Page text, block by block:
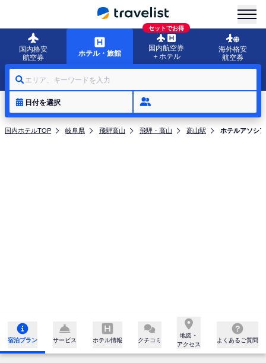
国内格安
航空券
ホテル・旅館
セットでお得
国内航空券
＋ホテル
海外格安
航空券
エリア、キーワードを入力
日付を選択
国内ホテルTOP 岐阜県 飛騨高山 飛騨・高山 高山駅 ホテルアソシ
宿泊プラン サービス ホテル情報 クチコミ
地図・
アクセス
よくあるご質問